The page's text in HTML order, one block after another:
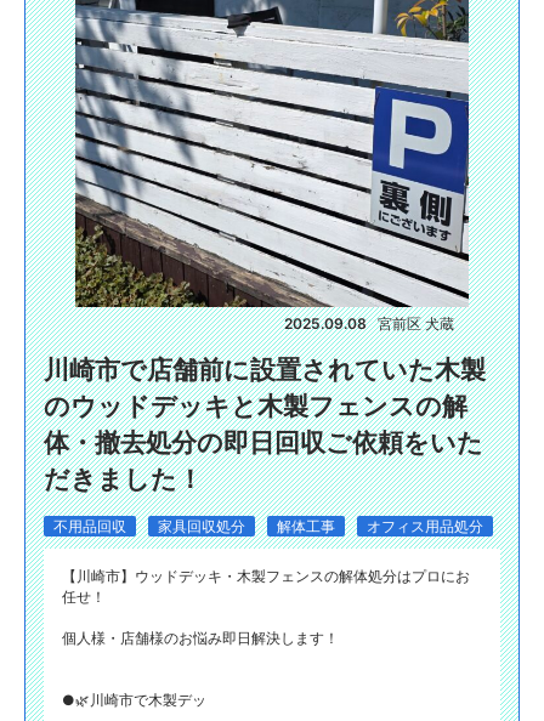
2025.09.08 宮前区 犬蔵
川崎市で店舗前に設置されていた木製
のウッドデッキと木製フェンスの解
体・撤去処分の即日回収ご依頼をいた
だきました！
不用品回収 家具回収処分 解体工事 オフィス用品処分
【川崎市】ウッドデッキ・木製フェンスの解体処分はプロにお
任せ！
個人様・店舗様のお悩み即日解決します！
●🌿川崎市で木製デッ